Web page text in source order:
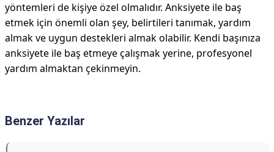
yöntemleri de kişiye özel olmalıdır. Anksiyete ile baş
etmek için önemli olan şey, belirtileri tanımak, yardım
almak ve uygun destekleri almak olabilir. Kendi başınıza
anksiyete ile baş etmeye çalışmak yerine, profesyonel
yardım almaktan çekinmeyin.
Benzer Yazılar